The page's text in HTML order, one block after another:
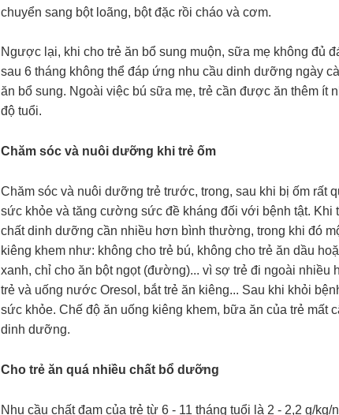
chuyển sang bột loãng, bột đặc rồi cháo và cơm.
Ngược lại, khi cho trẻ ăn bổ sung muộn, sữa mẹ không đủ
sau 6 tháng không thể đáp ứng nhu cầu dinh dưỡng ngày
ăn bổ sung. Ngoài việc bú sữa mẹ, trẻ cần được ăn thêm ít
độ tuổi.
Chăm sóc và nuôi dưỡng khi trẻ ốm
Chăm sóc và nuôi dưỡng trẻ trước, trong, sau khi bị ốm rất
sức khỏe và tăng cường sức đề kháng đối với bệnh tật. Khi
chất dinh dưỡng cần nhiều hơn bình thường, trong khi đó
kiêng khem như: không cho trẻ bú, không cho trẻ ăn dầu
xanh, chỉ cho ăn bột ngọt (đường)... vì sợ trẻ đi ngoài
trẻ và uống nước Oresol, bắt trẻ ăn kiêng... Sau khi khỏi
sức khỏe. Chế độ ăn uống kiêng khem, bữa ăn của trẻ mất
dinh dưỡng.
Cho trẻ ăn quá nhiều chất bổ dưỡng
Nhu cầu chất đạm của trẻ từ 6 - 11 tháng tuổi là 2 - 2,2 g/